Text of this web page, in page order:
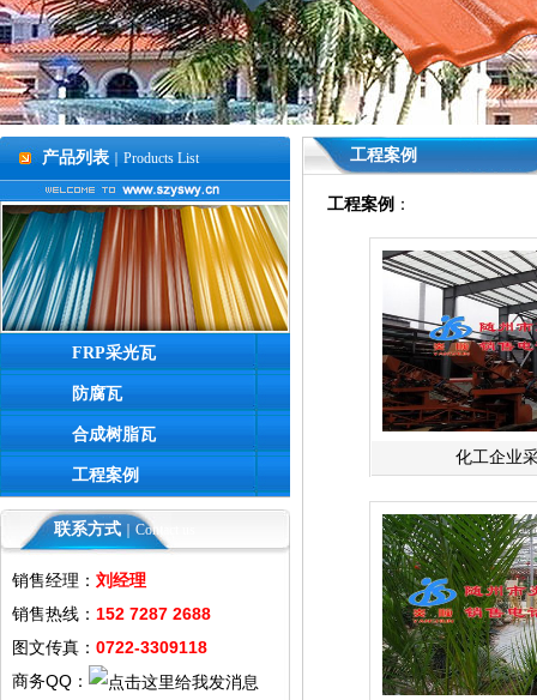
产品列表 ｜Products List
FRP采光瓦
防腐瓦
合成树脂瓦
工程案例
联系方式 ｜Contact us
销售经理： 刘经理
销售热线： 152 7287 2688
图文传真： 0722-3309118
商务QQ：
工程案例
工程案例 ：
化工企业